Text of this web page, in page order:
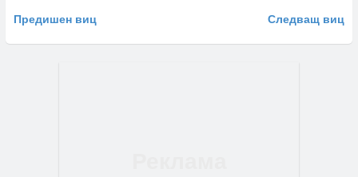
Предишен виц Следващ виц